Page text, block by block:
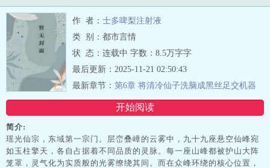
你的专属人偶吧～最新章节列表
作 者： 士多啤梨注射液
类 别：都市言情
状 态：连载中 字数：8.5万字字
开始阅读
最后更新：2025-11-21 02:50:43
最新章节： 第6章 将清冷仙子洗脑成黑丝足交机器
在无尽的寸止完全征服她的身心自愿成为卑贱的飞
机杯收藏品
简介:
瑶光仙宗，东域第一宗门。层峦叠嶂的云雾中，九十九座悬空仙峰宛
如玉柱擎天，各自占据着不同品质的灵脉。每一座山峰都被护山大阵
笼罩，灵气化为实质般的光雾缭绕其间。而在众峰环绕的核心位置，